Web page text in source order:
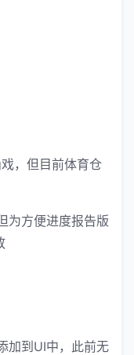
，但目前体育仓
为方便进度报告版
加到UI中，此前无